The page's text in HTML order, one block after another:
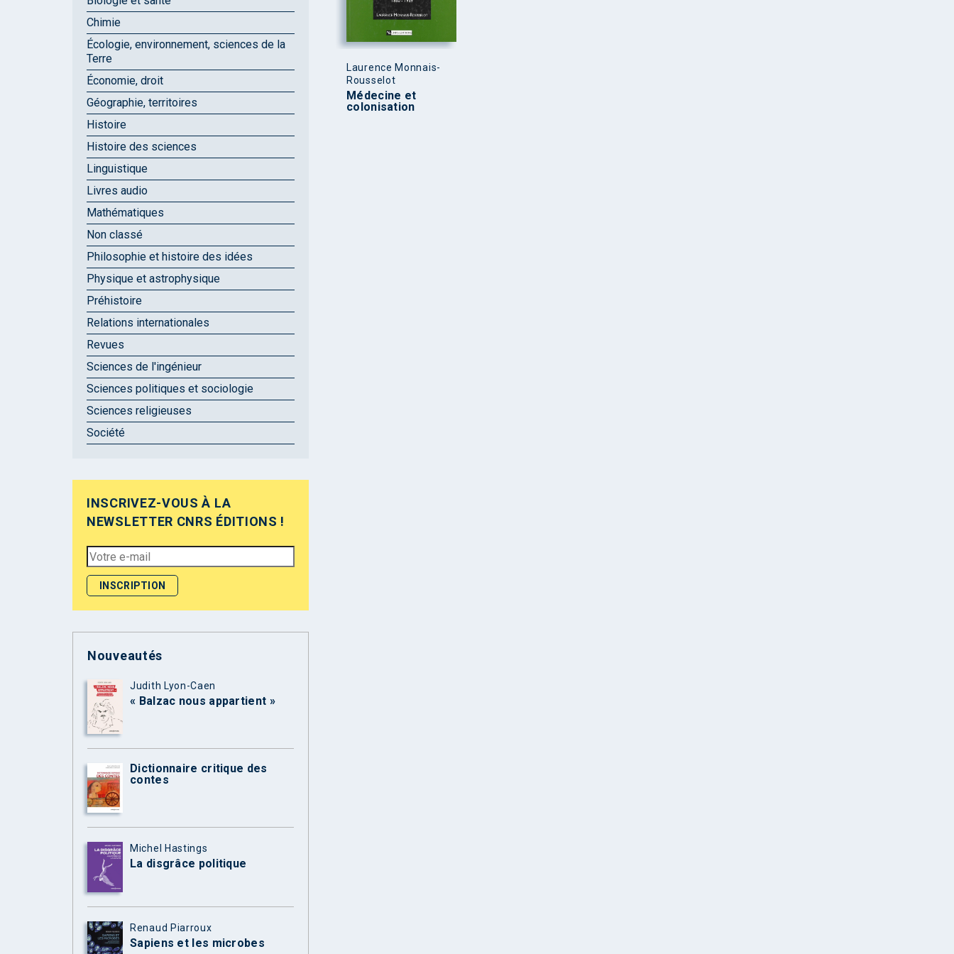
Laurence Monnais-
Rousselot
Médecine et
colonisation
Chimie
Écologie, environnement, sciences de la
Terre
Économie, droit
Géographie, territoires
Histoire
Histoire des sciences
Linguistique
Livres audio
Mathématiques
Non classé
Philosophie et histoire des idées
Physique et astrophysique
Préhistoire
Relations internationales
Revues
Sciences de l'ingénieur
Sciences politiques et sociologie
Sciences religieuses
Société
INSCRIVEZ-VOUS À LA
NEWSLETTER CNRS ÉDITIONS !
Nouveautés
Judith Lyon-Caen
« Balzac nous appartient »
Dictionnaire critique des
contes
Michel Hastings
La disgrâce politique
Renaud Piarroux
Sapiens et les microbes